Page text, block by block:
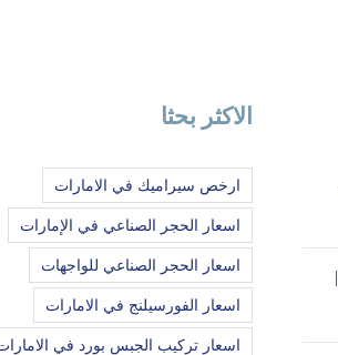
تركيب حجر صناعي في ام القيوين |0544026642|
الاكثر بحثا
ارخص سيراميك في الامارات
اسعار الحجر الصناعي في الإمارات
اسعار الحجر الصناعي للواجهات
اسعار الفورسيلنج في الامارات
اسعار تركيب الجبس بورد في